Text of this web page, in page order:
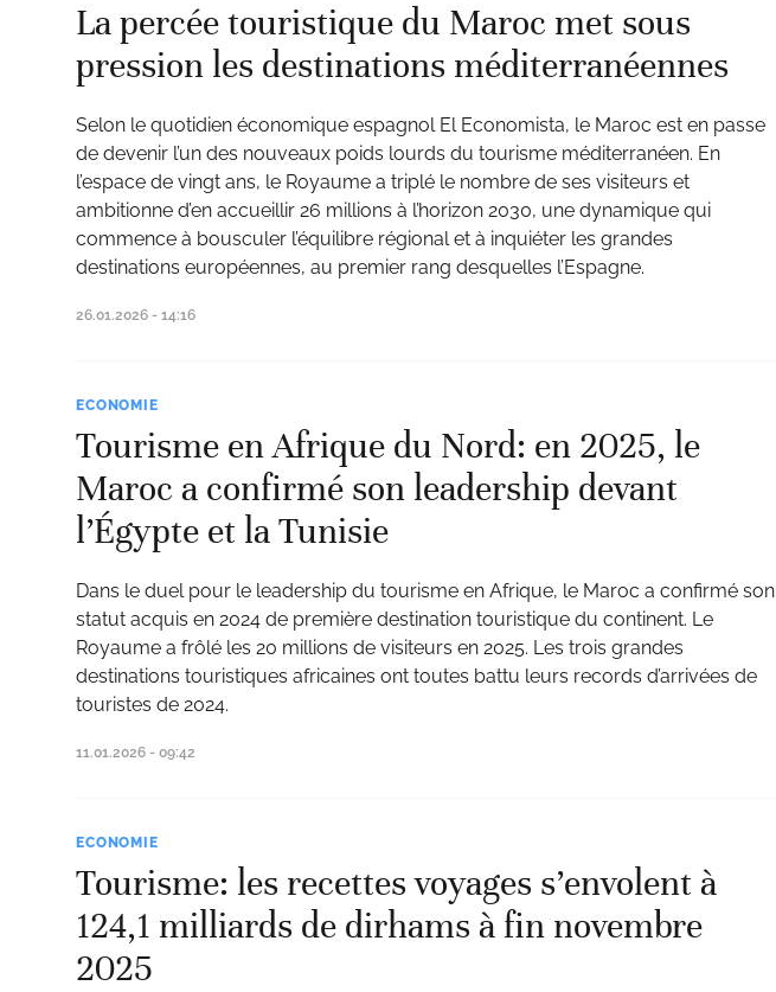
La percée touristique du Maroc met sous
pression les destinations méditerranéennes
Selon le quotidien économique espagnol El Economista, le Maroc est en passe
de devenir l’un des nouveaux poids lourds du tourisme méditerranéen. En
l’espace de vingt ans, le Royaume a triplé le nombre de ses visiteurs et
ambitionne d’en accueillir 26 millions à l’horizon 2030, une dynamique qui
commence à bousculer l’équilibre régional et à inquiéter les grandes
destinations européennes, au premier rang desquelles l’Espagne.
26.01.2026 - 14:16
ECONOMIE
Tourisme en Afrique du Nord: en 2025, le
Maroc a confirmé son leadership devant
l’Égypte et la Tunisie
Dans le duel pour le leadership du tourisme en Afrique, le Maroc a confirmé son
statut acquis en 2024 de première destination touristique du continent. Le
Royaume a frôlé les 20 millions de visiteurs en 2025. Les trois grandes
destinations touristiques africaines ont toutes battu leurs records d’arrivées de
touristes de 2024.
11.01.2026 - 09:42
ECONOMIE
Tourisme: les recettes voyages s’envolent à
124,1 milliards de dirhams à fin novembre
2025